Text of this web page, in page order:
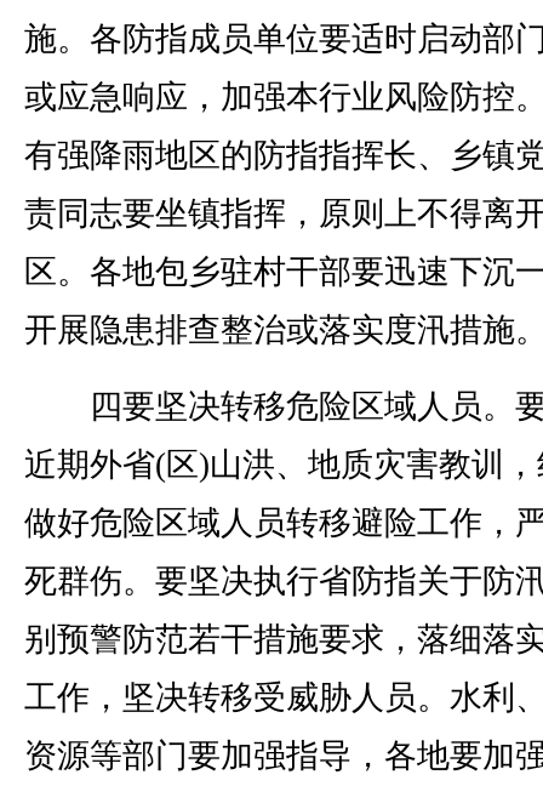
施。各防指成员单位要适时启动部
或应急响应，加强本行业风险防控
有强降雨地区的防指指挥长、乡镇
责同志要坐镇指挥，原则上不得离
区。各地包乡驻村干部要迅速下沉
开展隐患排查整治或落实度汛措施
四要坚决转移危险区域人员。
近期外省(区)山洪、地质灾害教训
做好危险区域人员转移避险工作，
死群伤。要坚决执行省防指关于防
别预警防范若干措施要求，落细落
工作，坚决转移受威胁人员。水利
资源等部门要加强指导，各地要加